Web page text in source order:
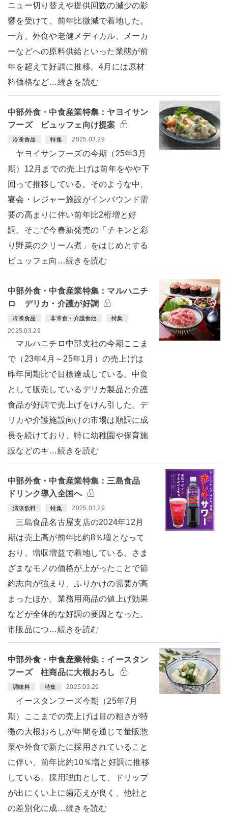
ニュー切り替えや提供回数の減少の影
響を受けて、前年比微減で着地した。
一方、外食や老健メディカル、メーカ
ーなどへの原料供給といった業態が前
年を超えて好調に推移。4月には原材
料価格など…続きを読む
中部外食・中食産業特集：ヤヨイサン
フーズ ビュッフェ向け提案
冷凍食品 特集 2025.03.29
ヤヨイサンフーズの今期（25年3月
期）12月までの売上げは前年をやや下
回って推移している。そのような中、
宴会・レジャー施設がインバウンド需
要の高まりに伴い前年比2桁増と好
調。そこで今春新発売の「チキンと彩
り野菜のクリーム煮」をはじめとする
ビュッフェ向…続きを読む
中部外食・中食産業特集：マルハニチ
ロ デリカ・介護が好調
冷凍食品 非常食・介護食他 特集
2025.03.29
マルハニチロ中部支社の今期ここま
で（23年4月～25年1月）の売上げは
昨年同期比で目標達成している。中食
として販売しているデリカ製品と介護
食品が好調で売上げをけん引した。デ
リカや介護施設向けの市場は順調に成
長を続けており、特に幼稚園や保育施
設などのキ…続きを読む
中部外食・中食産業特集：三島食品
ドリンク導入全国へ
清涼飲料 特集 2025.03.29
三島食品名古屋支店の2024年12月
期は売上高が前年比約8％増となって
おり、増収増益で着地している。さま
ざまなモノの価格が上がったことで節
約志向が強まり、ふりかけの需要が高
まったほか、業務用商品の値上げ効果
などが全体的な好調の要因となった。
市販品につ…続きを読む
中部外食・中食産業特集：イースタン
フーズ 柱商品に大根おろし
調味料 特集 2025.03.29
イースタンフーズ今期（25年7月
期）ここまでの売上げは目の粗さが特
徴の大根おろしが年間を通じて量販惣
菜や外食で新たに採用されていること
に伴い、前年比約10％増と好調に推移
している。採用理由として、ドリップ
が出にくい上に歯応えが良く、他社と
の差別化に成…続きを読む